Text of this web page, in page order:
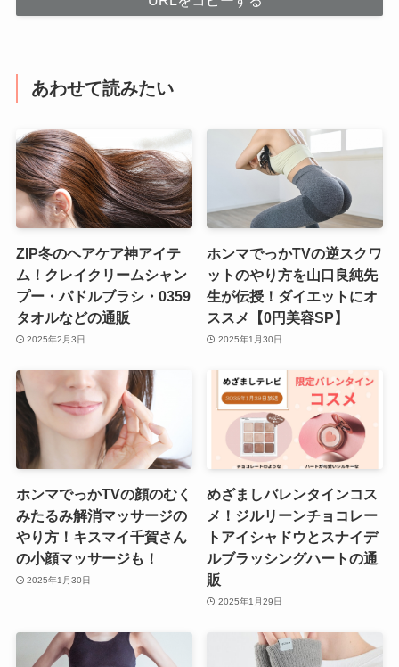
あわせて読みたい
ZIP冬のヘアケア神アイテ
ム！クレイクリームシャン
プー・パドルブラシ・0359
タオルなどの通販
2025年2月3日
ホンマでっかTVの逆スクワ
ットのやり方を山口良純先
生が伝授！ダイエットにオ
ススメ【0円美容SP】
2025年1月30日
ホンマでっかTVの顔のむく
みたるみ解消マッサージの
やり方！キスマイ千賀さん
の小顔マッサージも！
2025年1月30日
めざましバレンタインコス
メ！ジルリーンチョコレー
トアイシャドウとスナイデ
ルブラッシングハートの通
販
2025年1月29日